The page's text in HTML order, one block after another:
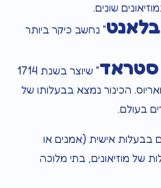
שונים.
בלאנט" נחשב כיקר ביותר
סטראד
" שיוצר בשנת 1714
הכינור נמצא בבעלותו של
בעולם.
בבעלות אישית (אמנים או
של מוזיאונים, בתי מלוכה